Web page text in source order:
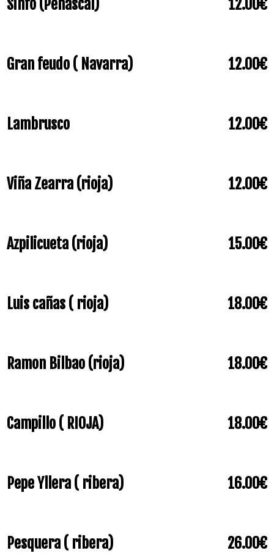
Sinfo (Peñascal) 12.00€
Gran feudo ( Navarra) 12.00€
Lambrusco 12.00€
Viña Zearra (rioja) 12.00€
Azpilicueta (rioja) 15.00€
Luis cañas ( rioja) 18.00€
Ramon Bilbao (rioja) 18.00€
Campillo ( RIOJA) 18.00€
Pepe Yllera ( ribera) 16.00€
Pesquera ( ribera) 26.00€